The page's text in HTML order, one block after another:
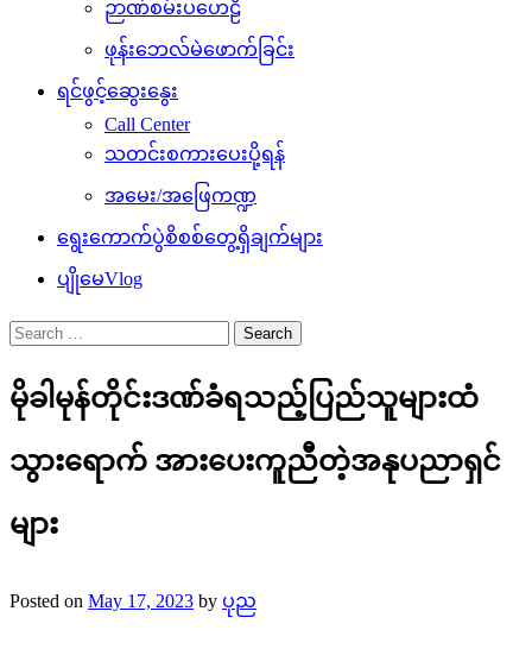
ဉာဏ်စမ်းပဟေဠိ
ဖုန်းဘေလ်မဲဖောက်ခြင်း
ရင်ဖွင့်ဆွေးနွေး
Call Center
သတင်းစကားပေးပို့ရန်
အမေး/အဖြေကဏ္ဍ
ရွေးကောက်ပွဲစိစစ်တွေ့ရှိချက်များ
ပျိုမေVlog
Search
for:
မိုခါမုန်တိုင်းဒဏ်ခံရသည့်ပြည်သူများထံ
သွားရောက် အားပေးကူညီတဲ့အနုပညာရှင်
များ
Posted on May 17, 2023 by ပုည